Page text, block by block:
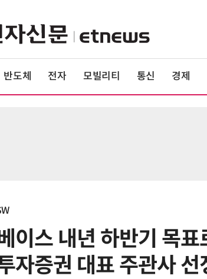
반도체 전자 모빌리티 통신 경제
이스 내년 하반기 목
자증권 대표 주관사 선